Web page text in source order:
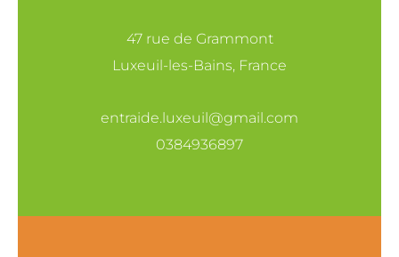
47 rue de Grammont
Luxeuil-les-Bains, France
entraide.luxeuil@gmail.com
0384936897